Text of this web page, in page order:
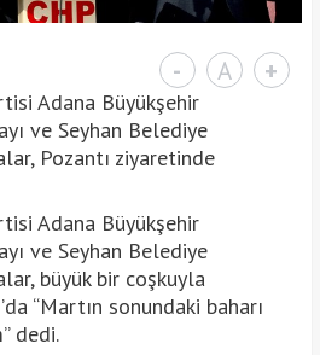
- A +
Adana Büyükşehir
ve Seyhan Belediye
Pozantı ziyaretinde
Adana Büyükşehir
ve Seyhan Belediye
büyük bir coşkuyla
“Martın sonundaki baharı
dedi.